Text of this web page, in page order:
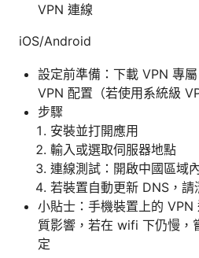
VPN 連線
iOS/Android
設定前準備：下載 VPN 專
VPN 配置（若使用系統級
步驟
安裝並打開應用
輸入或選取伺服器地點
連線測試：開啟中國區域
若裝置自動更新 DNS，請
小貼士：手機裝置上的 VPN
質影響，若在 wifi 下仍慢，
定